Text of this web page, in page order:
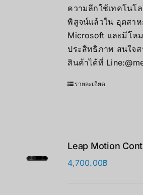
ความลึกใช้เทคโนโ
พิสูจน์แล้วใน อุตสา
Microsoft และมีโห
ประสิทธิภาพ สนใจ
สินค้าได้ที่
รายละเอียด
Leap Motion
4,700.00฿